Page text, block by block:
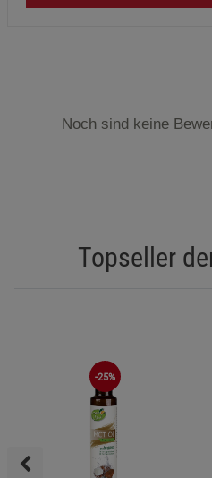
Noch sind keine
Topseller
-25%